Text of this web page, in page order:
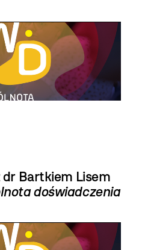
Bartkiem Lisem
doświadczenia